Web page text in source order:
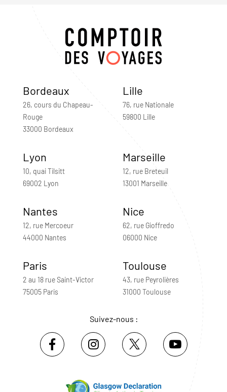
Bordeaux
26, cours du Chapeau-
Rouge
33000 Bordeaux
Lille
76, rue Nationale
59800 Lille
Lyon
10, quai Tilsitt
69002 Lyon
Marseille
12, rue Breteuil
13001 Marseille
Nantes
12, rue Mercoeur
44000 Nantes
Nice
62, rue Gioffredo
06000 Nice
Paris
2 au 18 rue Saint-Victor
75005 Paris
Toulouse
43, rue Peyrolières
31000 Toulouse
Suivez-nous :